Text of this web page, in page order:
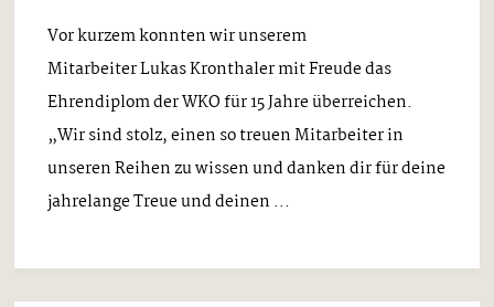
Vor kurzem konnten wir unserem
Mitarbeiter Lukas Kronthaler mit Freude das
Ehrendiplom der WKO für 15 Jahre überreichen.
„Wir sind stolz, einen so treuen Mitarbeiter in
unseren Reihen zu wissen und danken dir für deine
jahrelange Treue und deinen ...